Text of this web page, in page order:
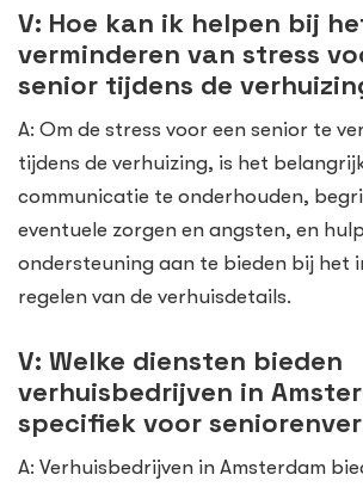
V: Hoe kan ik helpen bij
verminderen van stress
senior tijdens de
A: Om de stress voor een senior te
tijdens de verhuizing, is het
communicatie te onderhouden,
eventuele zorgen en angsten, en
ondersteuning aan te bieden bij het
regelen van de verhuisdetails.
V: Welke diensten bieden
verhuisbedrijven in
specifiek voor
A: Verhuisbedrijven in Amsterdam